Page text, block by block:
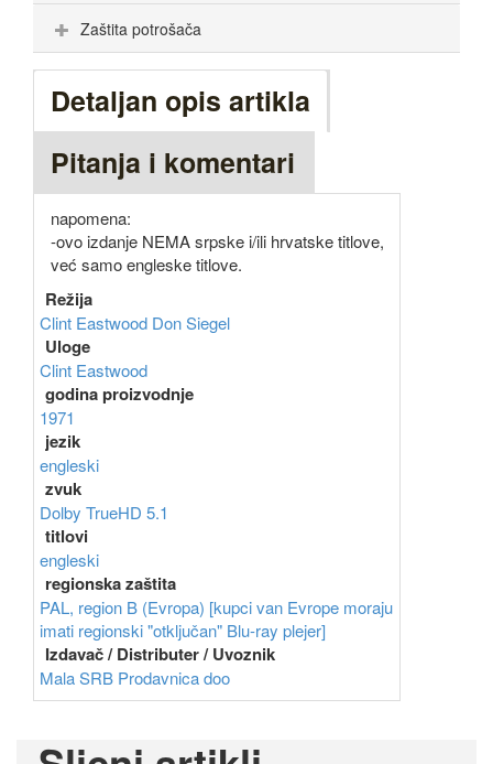
Zaštita potrošača
Detaljan opis artikla
Pitanja i komentari
napomena:
-ovo izdanje NEMA srpske i/ili hrvatske titlove,
već samo engleske titlove.
Režija
Clint Eastwood Don Siegel
Uloge
Clint Eastwood
godina proizvodnje
1971
jezik
engleski
zvuk
Dolby TrueHD 5.1
titlovi
engleski
regionska zaštita
PAL, region B (Evropa) [kupci van Evrope moraju
imati regionski "otključan" Blu-ray plejer]
Izdavač / Distributer / Uvoznik
Mala SRB Prodavnica doo